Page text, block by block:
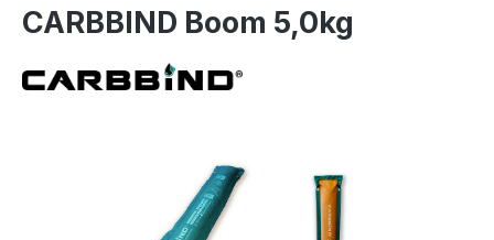
CARBBIND Boom 5,0kg